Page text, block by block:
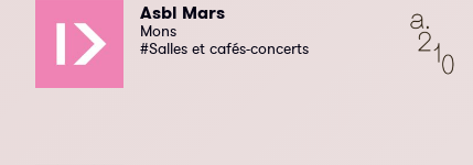
Asbl Mars
Mons
#Salles et cafés-concerts